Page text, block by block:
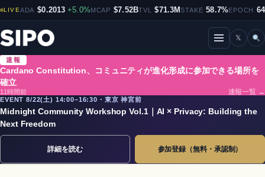
LIVEADA $0.2013 +5.0%MCAP $7.52BTVL $71.3MSTAKE 58.7%EPOCH
メニューを開閉
𝕏
速報
Cardano Constitution、コミュニティが進化形成に参加できる場所を
確立
11時間前
速報一覧 →
EVENT 8/22(土) 14:00–16:30・東京 神宮前
Midnight Community Workshop Vol.1｜AI × Privacy: Building the
Next Freedom
詳細を読む 参加登録（無料・承認制）